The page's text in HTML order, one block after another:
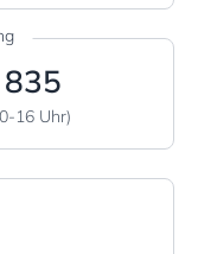
16 Uhr)